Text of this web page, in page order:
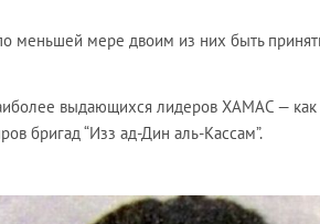
меньшей мере двоим из них быть
выдающихся лидеров ХАМАС — как
бригад “Изз ад-Дин аль-Кассам”.